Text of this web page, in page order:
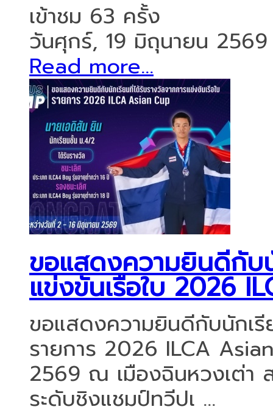
เข้าชม 63 ครั้ง
วันศุกร์, 19 มิถุนายน 2569
Read more...
ขอแสดงความยินดีกับ
แข่งขันเรือใบ 2026
ขอแสดงความยินดีกับนักเรี
รายการ 2026 ILCA
2569 ณ เมืองฉินหวงเต่า
ระดับชิงแชมป์ทวีปเ ...